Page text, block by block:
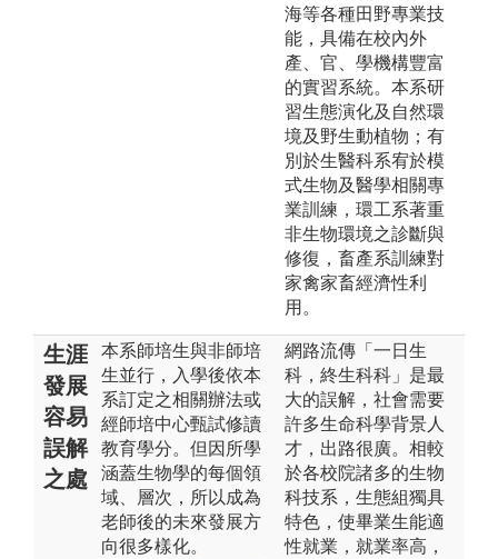
海等各種田野專業技
能，具備在校內外
產、官、學機構豐富
的實習系統。本系研
習生態演化及自然環
境及野生動植物；有
別於生醫科系宥於模
式生物及醫學相關專
業訓練，環工系著重
非生物環境之診斷與
修復，畜產系訓練對
家禽家畜經濟性利
用。
生涯
發展
容易
誤解
之處
本系師培生與非師培
生並行，入學後依本
系訂定之相關辦法或
經師培中心甄試修讀
教育學分。但因所學
涵蓋生物學的每個領
域、層次，所以成為
老師後的未來發展方
向很多樣化。
網路流傳「一日生
科，終生科科」是最
大的誤解，社會需要
許多生命科學背景人
才，出路很廣。相較
於各校院諸多的生物
科技系，生態組獨具
特色，使畢業生能適
性就業，就業率高，